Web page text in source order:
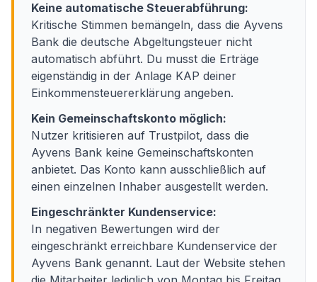
Keine automatische Steuerabführung:
Kritische Stimmen bemängeln, dass die Ayvens
Bank die deutsche Abgeltungsteuer nicht
automatisch abführt. Du musst die Erträge
eigenständig in der Anlage KAP deiner
Einkommensteuererklärung angeben.
Kein Gemeinschaftskonto möglich:
Nutzer kritisieren auf Trustpilot, dass die
Ayvens Bank keine Gemeinschaftskonten
anbietet. Das Konto kann ausschließlich auf
einen einzelnen Inhaber ausgestellt werden.
Eingeschränkter Kundenservice:
In negativen Bewertungen wird der
eingeschränkt erreichbare Kundenservice der
Ayvens Bank genannt. Laut der Website stehen